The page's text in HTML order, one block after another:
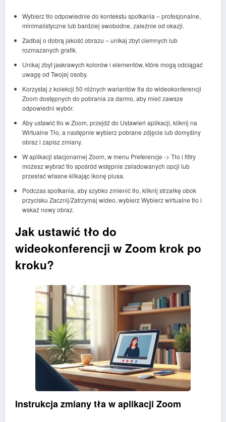
Wybierz tło odpowiednie do kontekstu spotkania – profesjonalne,
minimalistyczne lub bardziej swobodne, zależnie od okazji.
Zadbaj o dobrą jakość obrazu – unikaj zbyt ciemnych lub
rozmazanych grafik.
Unikaj zbyt jaskrawych kolorów i elementów, które mogą odciągać
uwagę od Twojej osoby.
Korzystaj z kolekcji 50 różnych wariantów tła do wideokonferencji
Zoom dostępnych do pobrania za darmo, aby mieć zawsze
odpowiedni wybór.
Aby ustawić tło w Zoom, przejdź do Ustawień aplikacji, kliknij na
Wirtualne Tło, a następnie wybierz pobrane zdjęcie lub domyślny
obraz i zapisz zmiany.
W aplikacji stacjonarnej Zoom, w menu Preferencje -> Tło i filtry
możesz wybrać tło spośród wstępnie załadowanych opcji lub
przesłać własne klikając ikonę plusa.
Podczas spotkania, aby szybko zmienić tło, kliknij strzałkę obok
przycisku Zacznij/Zatrzymaj wideo, wybierz Wybierz wirtualne tło i
wskaż nowy obraz.
Jak ustawić tło do
wideokonferencji w Zoom krok po
kroku?
Instrukcja zmiany tła w aplikacji Zoom